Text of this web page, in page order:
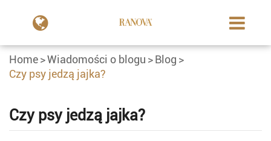
Home Wiadomości o blogu
Blog
Czy psy jedzą jajka?
Czy psy jedzą jajka?